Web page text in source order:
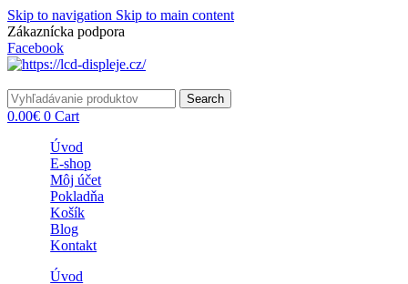
Skip to navigation Skip to main content
Zákaznícka podpora
Facebook
Search
0.00€ 0 Cart
Úvod
E-shop
Môj účet
Pokladňa
Košík
Blog
Kontakt
Úvod